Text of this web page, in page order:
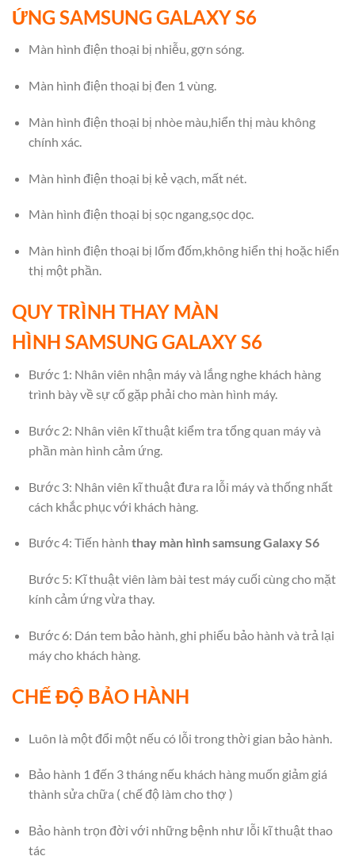
ỨNG SAMSUNG GALAXY S6
Màn hình điện thoại bị nhiễu, gợn sóng.
Màn hình điện thoại bị đen 1 vùng.
Màn hình điện thoại bị nhòe màu,hiển thị màu không
chính xác.
Màn hình điện thoại bị kẻ vạch, mất nét.
Màn hình điện thoại bị sọc ngang,sọc dọc.
Màn hình điện thoại bị lốm đốm,không hiển thị hoặc hiển
thị một phần.
QUY TRÌNH THAY MÀN
HÌNH SAMSUNG GALAXY S6
Bước 1: Nhân viên nhận máy và lắng nghe khách hàng
trình bày về sự cố gặp phải cho màn hình máy.
Bước 2: Nhân viên kĩ thuật kiểm tra tổng quan máy và
phần màn hình cảm ứng.
Bước 3: Nhân viên kĩ thuật đưa ra lỗi máy và thống nhất
cách khắc phục với khách hàng.
Bước 4: Tiến hành thay màn hình samsung Galaxy S6
Bước 5: Kĩ thuật viên làm bài test máy cuối cùng cho mặt
kính cảm ứng vừa thay.
Bước 6: Dán tem bảo hành, ghi phiếu bảo hành và trả lại
máy cho khách hàng.
CHẾ ĐỘ BẢO HÀNH
Luôn là một đổi một nếu có lỗi trong thời gian bảo hành.
Bảo hành 1 đến 3 tháng nếu khách hàng muốn giảm giá
thành sửa chữa ( chế độ làm cho thợ )
Bảo hành trọn đời với những bệnh như lỗi kĩ thuật thao
tác